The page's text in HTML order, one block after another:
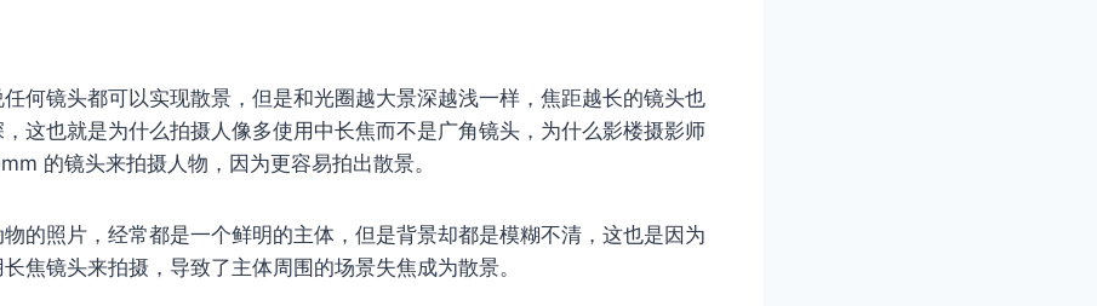
何镜头都可以实现散景，但是和光圈越大景深越浅一样，焦距越长的镜头也
这也就是为什么拍摄人像多使用中长焦而不是广角镜头，为什么影楼摄影师
的镜头来拍摄人物，因为更容易拍出散景。
的照片，经常都是一个鲜明的主体，但是背景却都是模糊不清，这也是因为
焦镜头来拍摄，导致了主体周围的场景失焦成为散景。